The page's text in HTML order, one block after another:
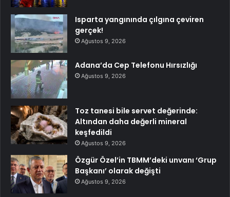
Isparta yangınında çılgına çeviren
gerçek!
Ağustos 9, 2026
Adana’da Cep Telefonu Hırsızlığı
Ağustos 9, 2026
Toz tanesi bile servet değerinde:
Altından daha değerli mineral
keşfedildi
Ağustos 9, 2026
Özgür Özel’in TBMM’deki unvanı ‘Grup
Başkanı’ olarak değişti
Ağustos 9, 2026